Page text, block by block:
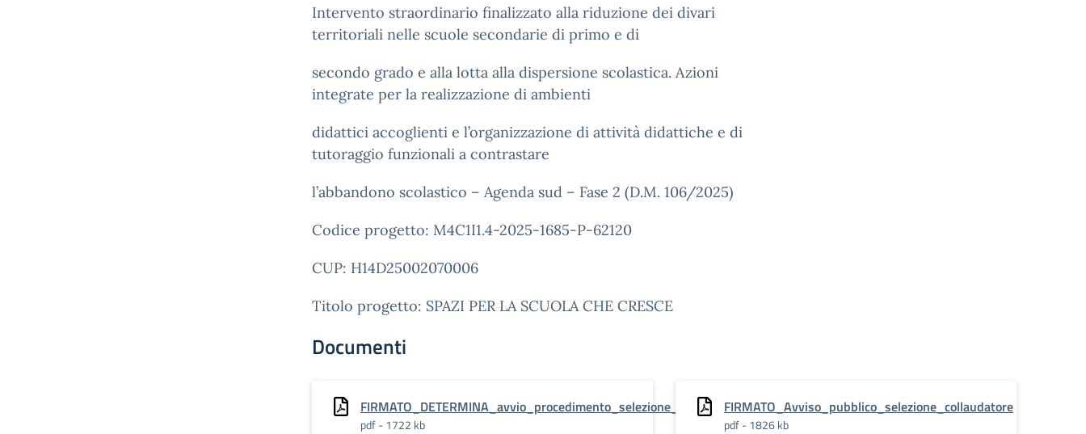
Intervento straordinario finalizzato alla riduzione dei divari
territoriali nelle scuole secondarie di primo e di
secondo grado e alla lotta alla dispersione scolastica. Azioni
integrate per la realizzazione di ambienti
didattici accoglienti e l’organizzazione di attività didattiche e di
tutoraggio funzionali a contrastare
l’abbandono scolastico – Agenda sud – Fase 2 (D.M. 106/2025)
Codice progetto: M4C1I1.4-2025-1685-P-62120
CUP: H14D25002070006
Titolo progetto: SPAZI PER LA SCUOLA CHE CRESCE
Documenti
FIRMATO_DETERMINA_avvio_procedimento_selezione_collaudatore
pdf - 1722 kb
FIRMATO_Avviso_pubblico_selezione_collaudatore
pdf - 1826 kb